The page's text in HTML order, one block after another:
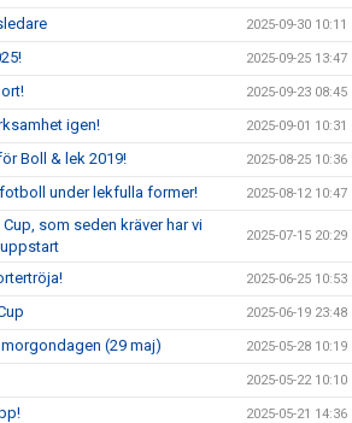
2025-09-30 10:11
2025-09-25 13:47
2025-09-23 08:45
igen! 2025-09-01 10:31
Boll & lek 2019! 2025-08-25 10:36
under lekfulla former! 2025-08-12 10:47
som seden kräver har vi
2025-07-15 20:29
2025-06-25 10:53
2025-06-19 23:48
(29 maj) 2025-05-28 10:19
2025-05-22 10:10
2025-05-21 14:36